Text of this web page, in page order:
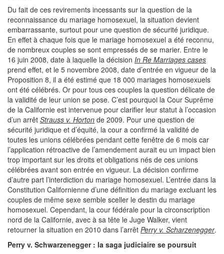
Du fait de ces revirements incessants sur la question de la
reconnaissance du mariage homosexuel, la situation devient
embarrassante, surtout pour une question de sécurité juridique.
En effet à chaque fois que le mariage homosexuel a été reconnu,
de nombreux couples se sont empressés de se marier. Entre le
16 juin 2008, date à laquelle la décision In Re Marriages cases
prend effet, et le 5 novembre 2008, date d’entrée en vigueur de la
Proposition 8, il a été estimé que 18 000 mariages homosexuels
ont été célébrés. Or pour tous ces couples la question délicate de
la validité de leur union se pose. C’est pourquoi la Cour Suprême
de la Californie est intervenue pour clarifier leur statut à l’occasion
d’un arrêt Strauss v. Horton de 2009. Pour une question de
sécurité juridique et d’équité, la cour a confirmé la validité de
toutes les unions célébrées pendant cette fenêtre de 6 mois car
l’application rétroactive de l’amendement aurait eu un impact bien
trop important sur les droits et obligations nés de ces unions
célébrées avant son entrée en vigueur. La décision confirme
d’autre part l’interdiction du mariage homosexuel. L’entrée dans la
Constitution Californienne d’une définition du mariage excluant les
couples de même sexe semble sceller le destin du mariage
homosexuel. Cependant, la cour fédérale pour la circonscription
nord de la Californie, avec à sa tête le Juge Walker, vient
retourner la situation en 2010 dans l’arrêt Perry v. Scharzenegger.
Perry v. Schwarzenegger : la saga judiciaire se poursuit